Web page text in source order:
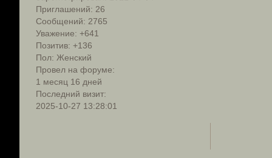
Приглашений: 26
Сообщений: 2765
Уважение: +641
Позитив: +136
Пол: Женский
Провел на форуме:
1 месяц 16 дней
Последний визит:
2025-10-27 13:28:01